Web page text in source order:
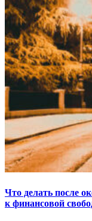
Что делать после
к финансовой